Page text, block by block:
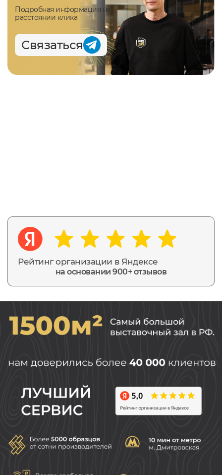
Рейтинг организации в Яндексе
на основании 900+ отзывов
Подробная информация на
расстоянии клика
Связаться